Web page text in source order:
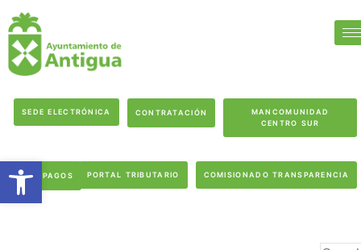
SEDE ELECTRÓNICA CONTRATACIÓN
MANCOMUNIDAD
CENTRO SUR
PAGOS PORTAL TRIBUTARIO COMISIONADO TRANSPARENCIA
Abrir barra de herramientas